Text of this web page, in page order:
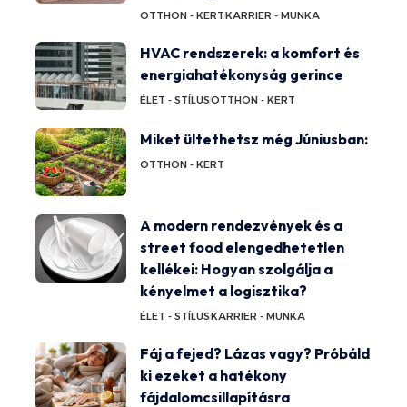
OTTHON - KERTKARRIER - MUNKA
HVAC rendszerek: a komfort és
energiahatékonyság gerince
ÉLET - STÍLUSOTTHON - KERT
Miket ültethetsz még Júniusban:
OTTHON - KERT
A modern rendezvények és a
street food elengedhetetlen
kellékei: Hogyan szolgálja a
kényelmet a logisztika?
ÉLET - STÍLUSKARRIER - MUNKA
Fáj a fejed? Lázas vagy? Próbáld
ki ezeket a hatékony
fájdalomcsillapításra